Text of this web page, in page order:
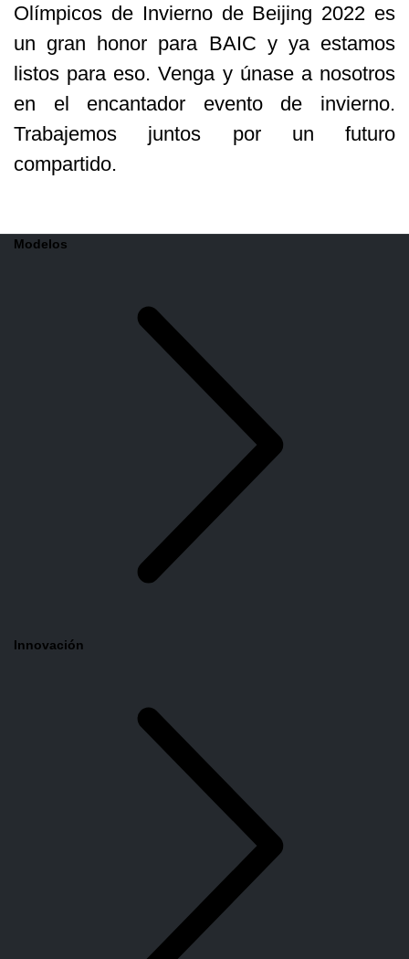
Olímpicos de Invierno de Beijing 2022 es
un gran honor para BAIC y ya estamos
listos para eso. Venga y únase a nosotros
en el encantador evento de invierno.
Trabajemos juntos por un futuro
compartido.
Modelos
Innovación